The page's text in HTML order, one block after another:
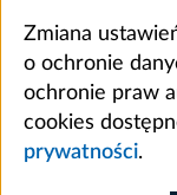
Zmiana
o ochronie
ochronie praw
cookies
prywatności.